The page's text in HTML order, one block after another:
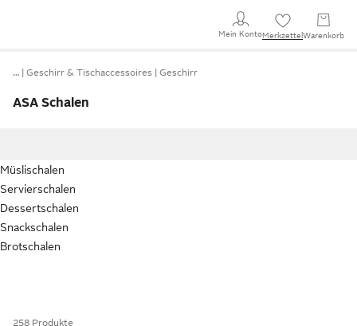
Mein KontoMerkzettel Warenkorb
… Geschirr & Tischaccessoires Geschirr
ASA Schalen
Müslischalen
Servierschalen
Dessertschalen
Snackschalen
Brotschalen
258 Produkte